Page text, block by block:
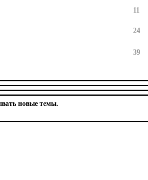
11
24
39
новые темы.